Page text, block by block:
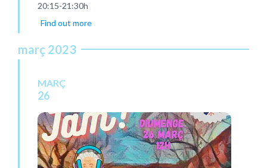
20:15-21:30h
Find out more
març 2023
MARÇ
26